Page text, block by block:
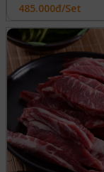
485.000đ/Set